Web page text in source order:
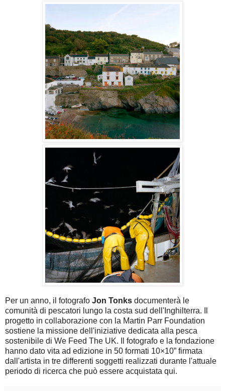
Per un anno, il fotografo Jon Tonks documenterà le
comunità di pescatori lungo la costa sud dell'Inghilterra. Il
progetto in collaborazione con la Martin Parr Foundation
sostiene la missione dell'iniziative dedicata alla pesca
sostenibile di We Feed The UK. Il fotografo e la fondazione
hanno dato vita ad edizione in 50 formati 10×10” firmata
dall'artista in tre differenti soggetti realizzati durante l'attuale
periodo di ricerca che può essere acquistata qui.